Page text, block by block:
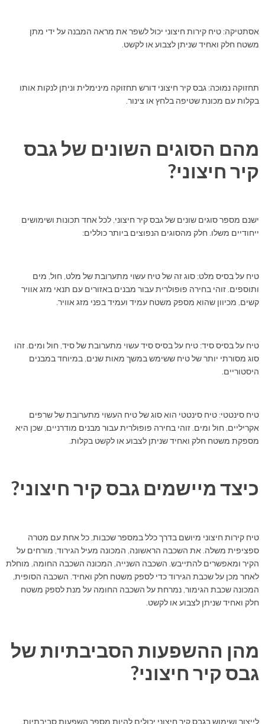
אסתטיקה: טיח קירות חיצוני יכול לשפר את מראה המבנה על ידי מתן
משטח חלק ואחיד שניתן לצבוע או לקשט.
תחזוקה נמוכה: גבס קיר חיצוני דורש תחזוקה מינימלית וניתן לנקות אותו
בקלות עם מכונת שטיפה בלחץ או צינור.
מהם הסוגים השונים של גבס
קיר חיצוני?
ישנם מספר סוגים שונים של גבס קיר חיצוני, לכל אחד תכונות ושימושים
ייחודיים משלו. חלק מהסוגים הנפוצים ביותר כוללים:
טיח על בסיס מלט: סוג זה של טיח עשוי מתערובת של מלט, חול, מים
ותוספים. זוהי בחירה פופולרית עבור מבנים באזורים עם תנאי מזג אוויר
קשים, מכיוון שהוא מספק משטח עמיד ועמיד בפני מזג אוויר.
טיח על בסיס סיד: טיח על בסיס סיד עשוי מתערובת של סיד, חול ומים. זהו
סוג מסורתי יותר של טיח ששימש במשך מאות שנים, במיוחד במבנים
היסטוריים.
טיח סינטטי: טיח סינטטי הוא סוג של טיח העשוי מתערובת של שרפים
אקריליים, חול ומים. זוהי בחירה פופולרית עבור מבנים מודרניים, שכן היא
מספקת משטח חלק ואחיד שניתן לצבוע או לקשט בקלות.
כיצד מיישמים גבס קיר חיצוני?
טיח קירות חיצוני מיושם בדרך כלל במספר שכבות, כל אחת עם מטרה
ספציפית משלה. את השכבה הראשונה, המכונה מעיל הגירוד, מורחים על
הקיר ומאפשרים להתייבש. השכבה השנייה, המכונה השכבה החומה, מוחלת
לאחר מכן על שכבת הגירוד כדי לספק משטח חלק ואחיד. השכבה הסופית,
המכונה שכבת הגימור, נמרחת על השכבה החומה על מנת לספק משטח
חלק ואחיד שניתן לצבוע או לקשט.
מהן ההשפעות הסביבתיות של
גבס קיר חיצוני?
לייצור ושימוש בגבס קיר חיצוני יכולים להיות מספר השפעות סביבתיות.